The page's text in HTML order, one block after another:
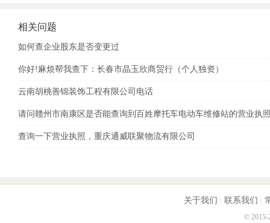
相关问题
如何查企业股东是否变更过
你好!麻烦帮我查下：长春市晶玉欣商贸行（个人独资）
云南胡桃善锦装饰工程有限公司电话
请问赣州市南康区是否能查询到百姓摩托车电动车维修站的营业执
查询一下营业执照，重庆通威联聚物流有限公司
关于我们 联系我们
© 2015-